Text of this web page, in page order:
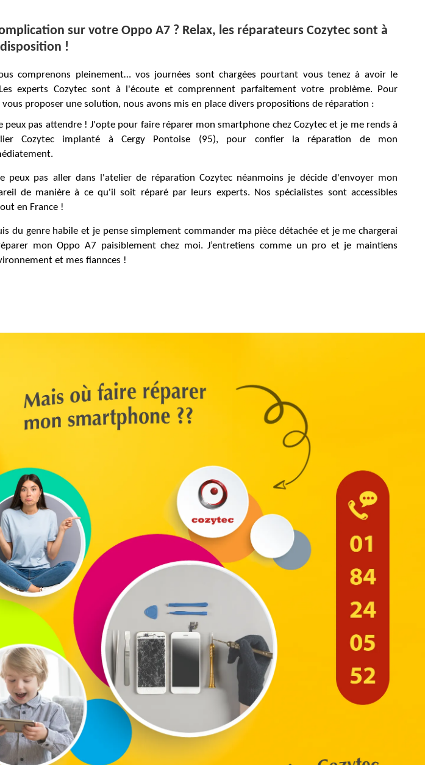
sur votre Oppo A7 ? Relax, les réparateurs Cozytec sont à
!
comprenons pleinement… vos journées sont chargées pourtant vous tenez à avoir le
experts Cozytec sont à l'écoute et comprennent parfaitement votre problème. Pour
proposer une solution, nous avons mis en place divers propositions de réparation :
peux pas attendre ! J'opte pour faire réparer mon smartphone chez Cozytec et je me rends à
Cozytec implanté à Cergy Pontoise (95), pour confier la réparation de mon
peux pas aller dans l'atelier de réparation Cozytec néanmoins je décide d'envoyer mon
de manière à ce qu'il soit réparé par leurs experts. Nos spécialistes sont accessibles
en France !
du genre habile et je pense simplement commander ma pièce détachée et je me chargerai
mon Oppo A7 paisiblement chez moi. J’entretiens comme un pro et je maintiens
et mes fiannces !